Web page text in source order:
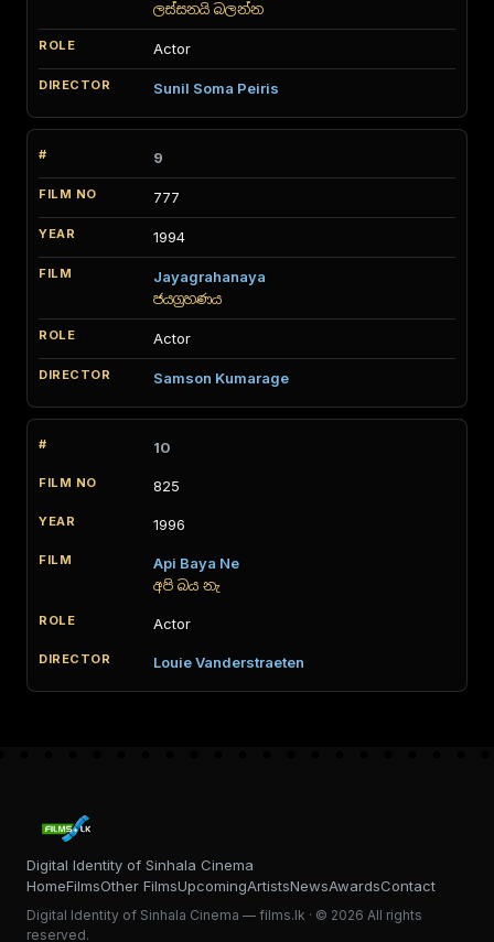
ලස්සනයි බලන්න
Actor
Sunil Soma Peiris
9
777
1994
Jayagrahanaya
ජයග්‍රහණය
Actor
Samson Kumarage
10
825
1996
Api Baya Ne
අපි බය නැ
Actor
Louie Vanderstraeten
Digital Identity of Sinhala Cinema
HomeFilmsOther FilmsUpcomingArtistsNewsAwardsContact
Digital Identity of Sinhala Cinema — films.lk · © 2026 All rights
reserved.